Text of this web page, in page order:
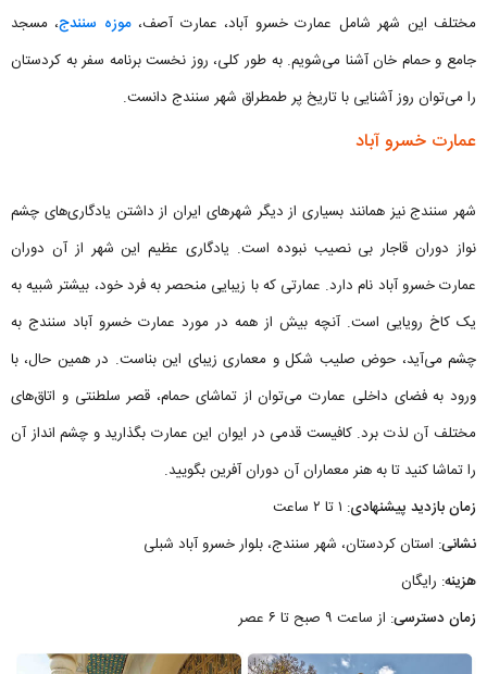
مختلف این شهر شامل عمارت خسرو آباد، عمارت آصف،موزه سنندج، مسجد
جامع و حمام خان آشنا می‌شویم. به طور کلی، روز نخست برنامه سفر به کردستان
را می‌توان روز آشنایی با تاریخ پر طمطراق شهر سنندج دانست.
عمارت خسرو آباد
شهر سنندج نیز همانند بسیاری از دیگر شهرهای ایران از داشتن یادگاری‌های چشم
نواز دوران قاجار بی نصیب نبوده است. یادگاری عظیم این شهر از آن دوران
عمارت خسرو آباد نام دارد. عمارتی که با زیبایی منحصر به فرد خود، بیشتر شبیه به
یک کاخ رویایی است. آنچه بیش از همه در مورد عمارت خسرو آباد سنندج به
چشم می‌آید، حوض صلیب شکل و معماری زیبای این بناست. در همین حال، با
ورود به فضای داخلی عمارت می‌توان از تماشای حمام، قصر سلطنتی و اتاق‌های
مختلف آن لذت برد. کافیست قدمی در ایوان این عمارت بگذارید و چشم انداز آن
را تماشا کنید تا به هنر معماران آن دوران آفرین بگویید.
زمان بازدید پیشنهادی: ۱ تا ۲ ساعت
نشانی: استان کردستان، شهر سنندج، بلوار خسرو آباد شبلی
هزینه: رایگان
زمان دسترسی: از ساعت ۹ صبح تا ۶ عصر